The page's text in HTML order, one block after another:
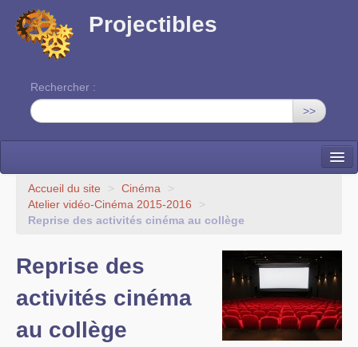
Projectibles
Rechercher :
>>
La ruche
Une classe à projets
EDITO
Accueil du site > Cinéma
>
Atelier vidéo-Cinéma 2015-2016
>
Reprise des activités cinéma au collège
Reprise des
activités cinéma
au collège